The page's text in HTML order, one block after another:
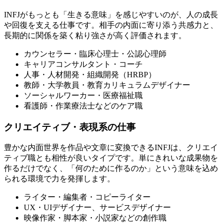
INFJがもっとも「生きる意味」を感じやすいのが、人の成長
や回復を支える仕事です。相手の内面に寄り添う共感力と、
長期的に関係を築く粘り強さが高く評価されます。
カウンセラー・臨床心理士・公認心理師
キャリアコンサルタント・コーチ
人事・人材開発・組織開発（HRBP）
教師・大学教員・教育カリキュラムデザイナー
ソーシャルワーカー・医療福祉職
看護師・作業療法士などのケア職
クリエイティブ・表現系の仕事
豊かな内面世界を作品や文章に変換できるINFJは、クリエイ
ティブ職とも相性が良いタイプです。単にきれいな成果物を
作るだけでなく、「何のために作るのか」という意味を込め
られる環境で力を発揮します。
ライター・編集者・コピーライター
UX・UIデザイナー、サービスデザイナー
映像作家・脚本家・小説家などの創作職